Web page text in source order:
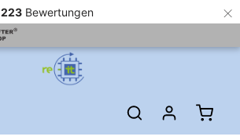
223 Bewertungen ×